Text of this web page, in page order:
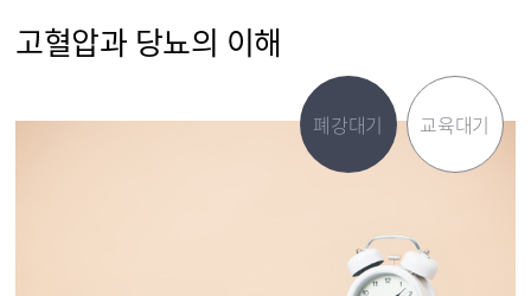
고혈압과 당뇨의 이해
폐강대기 교육대기